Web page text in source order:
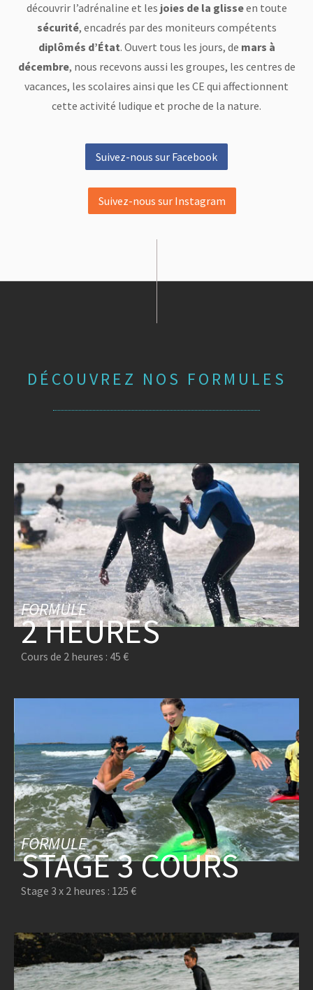
découvrir l’adrénaline et les joies de la glisseen toute
sécurité, encadrés par des moniteurs compétents
diplômés d’État. Ouvert tous les jours, de mars à
décembre, nous recevons aussi les groupes, les centres de
vacances, les scolaires ainsi que les CE qui affectionnent
cette activité ludique et proche de la nature.
Suivez-nous sur Facebook
Suivez-nous sur Instagram
DÉCOUVREZ NOS FORMULES
FORMULE
2 HEURES
Cours de 2 heures : 45 €
FORMULE
STAGE 3 COURS
Stage 3 x 2 heures : 125 €